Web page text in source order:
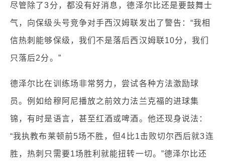
尽管除了3分，都没有好消息，德泽尔比还是要鼓舞士
气，向保级头号竞争对手西汉姆联发出了警告：“我相
信热刺能够保级，我们不是落后西汉姆联10分，我们
只落后2分。”
德泽尔比在训练场非常努力，尝试各种方法激励球
员。例如给穆阿尼播放之前效力法兰克福的进球集
锦，有时是语言，甚至红酒或啤酒。他还现身说法：
“我执教布莱顿前5场不胜，但4比1击败切尔西后就3连
胜，热刺只需要1场胜利就能扭转一切。”德泽尔比还